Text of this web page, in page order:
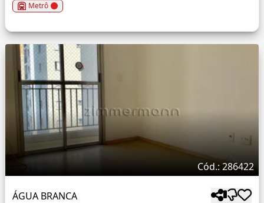
Metrô
Cód.: 286422
ÁGUA BRANCA